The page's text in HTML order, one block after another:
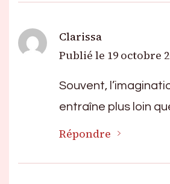
Clarissa
Publié le 19 octobre
Souvent,
entraîne plus loin
Répondre